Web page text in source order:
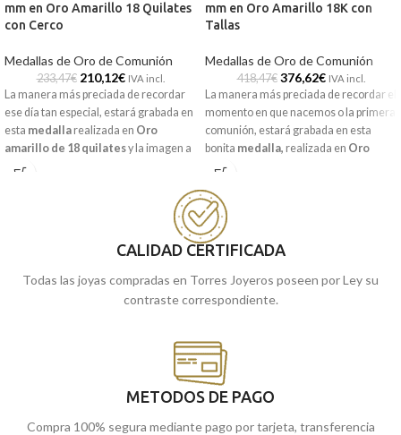
mm en Oro Amarillo 18 Quilates
con Cerco
Medallas de Oro de Comunión
233,47€ 210,12€ IVA incl.
La manera más preciada de recordar
ese día tan especial, estará grabada en
esta medallarealizada en Oro
amarillo de 18 quilatesy la imagen a
relieve del
tiendas de Málaga y Melilla, o si lo
enviamos a casa.
mm en Oro Amarillo 18K con
Tallas
Medallas de Oro de Comunión
418,47€ 376,62€ IVA incl.
La manera más preciada de recordar el
momento en que nacemos o la primera
comunión, estará grabada en esta
bonita medalla, realizada en Oro
amarillo de 18 kilates
Recógela en nuestras tiendas de
Málaga, o cómprala online y te la
llevamos a casa.
CALIDAD CERTIFICADA
Todas las joyas compradas en Torres Joyeros poseen por Ley su
contraste correspondiente.
METODOS DE PAGO
Compra 100% segura mediante pago por tarjeta, transferencia